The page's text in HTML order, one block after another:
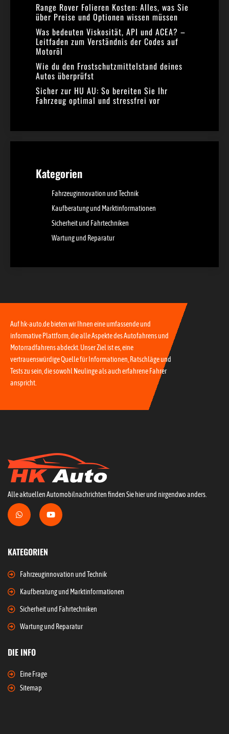
Range Rover Folieren Kosten: Alles, was Sie
über Preise und Optionen wissen müssen
Was bedeuten Viskosität, API und ACEA? –
Leitfaden zum Verständnis der Codes auf
Motoröl
Wie du den Frostschutzmittelstand deines
Autos überprüfst
Sicher zur HU AU: So bereiten Sie Ihr
Fahrzeug optimal und stressfrei vor
Kategorien
Fahrzeuginnovation und Technik
Kaufberatung und Marktinformationen
Sicherheit und Fahrtechniken
Wartung und Reparatur
Auf hk-auto.de bieten wir Ihnen eine umfassende und
informative Plattform, die alle Aspekte des Autofahrens und
Motorradfahrens abdeckt. Unser Ziel ist es, eine
vertrauenswürdige Quelle für Informationen, Ratschläge und
Tests zu sein, die sowohl Neulinge als auch erfahrene Fahrer
anspricht.
Alle aktuellen Automobilnachrichten finden Sie hier und nirgendwo anders.
KATEGORIEN
Fahrzeuginnovation und Technik
Kaufberatung und Marktinformationen
Sicherheit und Fahrtechniken
Wartung und Reparatur
DIE INFO
Eine Frage
Sitemap